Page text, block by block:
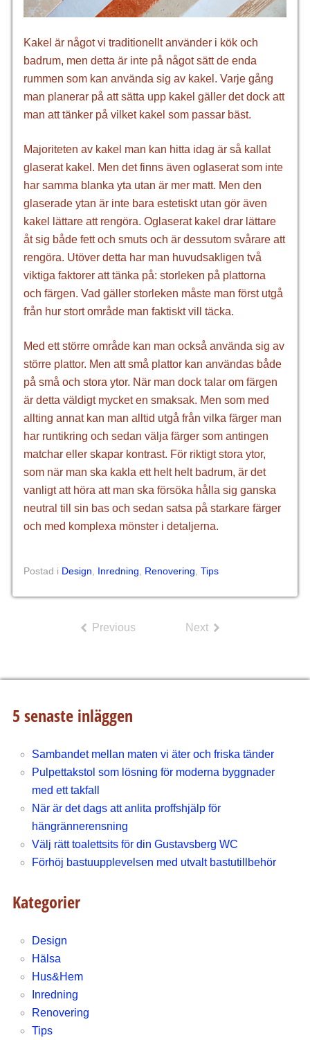
Kakel är något vi traditionellt använder i kök och
badrum, men detta är inte på något sätt de enda
rummen som kan använda sig av kakel. Varje gång
man planerar på att sätta upp kakel gäller det dock att
man att tänker på vilket kakel som passar bäst.
Majoriteten av kakel man kan hitta idag är så kallat
glaserat kakel. Men det finns även oglaserat som inte
har samma blanka yta utan är mer matt. Men den
glaserade ytan är inte bara estetiskt utan gör även
kakel lättare att rengöra. Oglaserat kakel drar lättare
åt sig både fett och smuts och är dessutom svårare att
rengöra. Utöver detta har man huvudsakligen två
viktiga faktorer att tänka på: storleken på plattorna
och färgen. Vad gäller storleken måste man först utgå
från hur stort område man faktiskt vill täcka.
Med ett större område kan man också använda sig av
större plattor. Men att små plattor kan användas både
på små och stora ytor. När man dock talar om färgen
är detta väldigt mycket en smaksak. Men som med
allting annat kan man alltid utgå från vilka färger man
har runtikring och sedan välja färger som antingen
matchar eller skapar kontrast. För riktigt stora ytor,
som när man ska kakla ett helt helt badrum, är det
vanligt att höra att man ska försöka hålla sig ganska
neutral till sin bas och sedan satsa på starkare färger
och med komplexa mönster i detaljerna.
Postad i Design Inredning Renovering ,Tips
Previous Next
5 senaste inläggen
Sambandet mellan maten vi äter och friska tänder
Pulpettakstol som lösning för moderna byggnader
med ett takfall
När är det dags att anlita proffshjälp för
hängrännerensning
Välj rätt toalettsits för din Gustavsberg WC
Förhöj bastuupplevelsen med utvalt bastutillbehör
Kategorier
Design
Hälsa
Hus&Hem
Inredning
Renovering
Tips